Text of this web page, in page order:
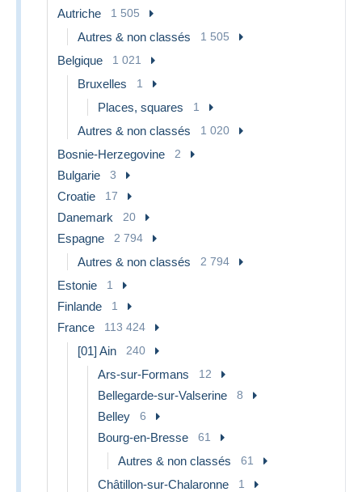
Autriche 1 505
Autres & non classés 1 505
Belgique 1 021
Bruxelles 1
Places, squares 1
Autres & non classés 1 020
Bosnie-Herzegovine 2
Bulgarie 3
Croatie 17
Danemark 20
Espagne 2 794
Autres & non classés 2 794
Estonie 1
Finlande 1
France 113 424
[01] Ain 240
Ars-sur-Formans 12
Bellegarde-sur-Valserine 8
Belley 6
Bourg-en-Bresse 61
Autres & non classés 61
Châtillon-sur-Chalaronne 1